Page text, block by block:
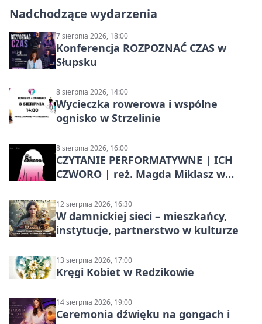
Nadchodzące wydarzenia
7 sierpnia 2026, 18:00
Konferencja ROZPOZNAĆ CZAS w
Słupsku
8 sierpnia 2026, 14:00
Wycieczka rowerowa i wspólne
ognisko w Strzelinie
8 sierpnia 2026, 16:00
CZYTANIE PERFORMATYWNE | ICH
CZWORO | reż. Magda Miklasz w
12 sierpnia 2026, 16:30
W damnickiej sieci – mieszkańcy,
instytucje, partnerstwo w kulturze
13 sierpnia 2026, 17:00
Kręgi Kobiet w Redzikowie
14 sierpnia 2026, 19:00
Ceremonia dźwięku na gongach i